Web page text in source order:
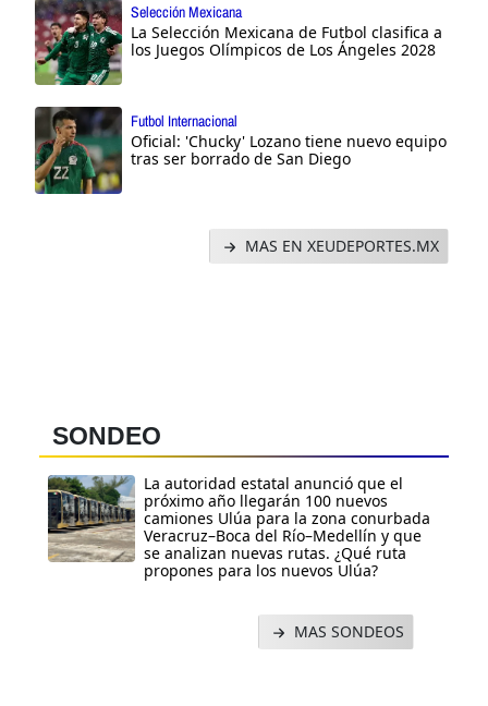
Selección Mexicana
La Selección Mexicana de Futbol clasifica a
los Juegos Olímpicos de Los Ángeles 2028
Futbol Internacional
Oficial: 'Chucky' Lozano tiene nuevo equipo
tras ser borrado de San Diego
MAS EN XEUDEPORTES.MX
SONDEO
La autoridad estatal anunció que el
próximo año llegarán 100 nuevos
camiones Ulúa para la zona conurbada
Veracruz–Boca del Río–Medellín y que
se analizan nuevas rutas. ¿Qué ruta
propones para los nuevos Ulúa?
MAS SONDEOS